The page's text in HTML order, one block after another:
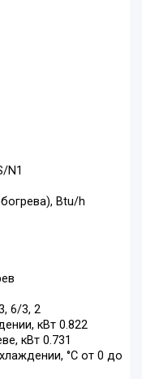
N1
Btu/h
6/3, 2
кВт 0.822
кВт 0.731
°C от 0 до